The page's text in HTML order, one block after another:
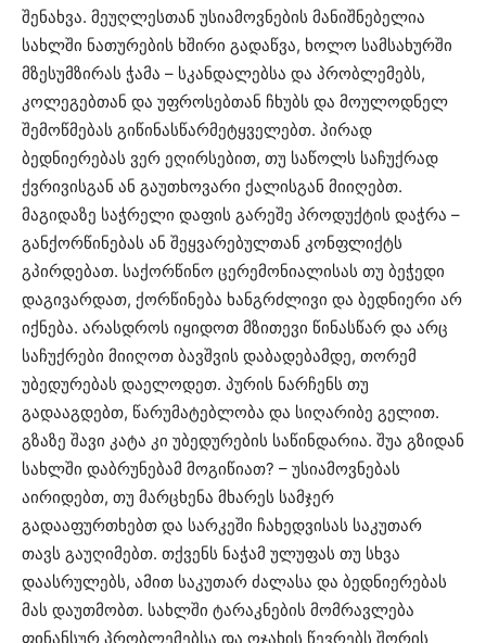
შენახვა. მეუღლესთან უსიამოვნების მანიშნებელია
სახლში ნათურების ხშირი გადაწვა, ხოლო სამსახურში
მზესუმზირას ჭამა – სკანდალებსა და პრობლემებს,
კოლეგებთან და უფროსებთან ჩხუბს და მოულოდნელ
შემოწმებას გიწინასწარმეტყველებთ. პირად
ბედნიერებას ვერ ეღირსებით, თუ საწოლს საჩუქრად
ქვრივისგან ან გაუთხოვარი ქალისგან მიიღებთ.
მაგიდაზე საჭრელი დაფის გარეშე პროდუქტის დაჭრა –
განქორწინებას ან შეყვარებულთან კონფლიქტს
გპირდებათ. საქორწინო ცერემონიალისას თუ ბეჭედი
დაგივარდათ, ქორწინება ხანგრძლივი და ბედნიერი არ
იქნება. არასდროს იყიდოთ მზითევი წინასწარ და არც
საჩუქრები მიიღოთ ბავშვის დაბადებამდე, თორემ
უბედურებას დაელოდეთ. პურის ნარჩენს თუ
გადააგდებთ, წარუმატებლობა და სიღარიბე გელით.
გზაზე შავი კატა კი უბედურების საწინდარია. შუა გზიდან
სახლში დაბრუნებამ მოგიწიათ? – უსიამოვნებას
აირიდებთ, თუ მარცხენა მხარეს სამჯერ
გადააფურთხებთ და სარკეში ჩახედვისას საკუთარ
თავს გაუღიმებთ. თქვენს ნაჭამ ულუფას თუ სხვა
დაასრულებს, ამით საკუთარ ძალასა და ბედნიერებას
მას დაუთმობთ. სახლში ტარაკნების მომრავლება
ფინანსურ პრობლემებსა და ოჯახის წევრებს შორის